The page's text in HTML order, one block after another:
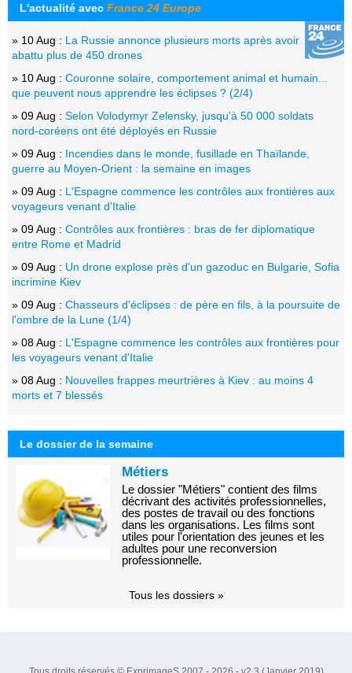
L'actualité avec France 24 Europe
» 10 Aug : La Russie annonce plusieurs morts après avoir
abattu plus de 450 drones
» 10 Aug : Couronne solaire, comportement animal et humain...
que peuvent nous apprendre les éclipses ? (2/4)
» 09 Aug : Selon Volodymyr Zelensky, jusqu'à 50 000 soldats
nord-coréens ont été déployés en Russie
» 09 Aug : Incendies dans le monde, fusillade en Thaïlande,
guerre au Moyen-Orient : la semaine en images
» 09 Aug : L'Espagne commence les contrôles aux frontières aux
voyageurs venant d'Italie
» 09 Aug : Contrôles aux frontières : bras de fer diplomatique
entre Rome et Madrid
» 09 Aug : Un drone explose près d'un gazoduc en Bulgarie, Sofia
incrimine Kiev
» 09 Aug : Chasseurs d'éclipses : de père en fils, à la poursuite de
l'ombre de la Lune (1/4)
» 08 Aug : L'Espagne commence les contrôles aux frontières pour
les voyageurs venant d'Italie
» 08 Aug : Nouvelles frappes meurtrières à Kiev : au moins 4
morts et 7 blessés
Le dossier de la semaine
Métiers
Le dossier "Métiers" contient des films
décrivant des activités professionnelles,
des postes de travail ou des fonctions
dans les organisations. Les films sont
utiles pour l'orientation des jeunes et les
adultes pour une reconversion
professionnelle.
Tous les dossiers »